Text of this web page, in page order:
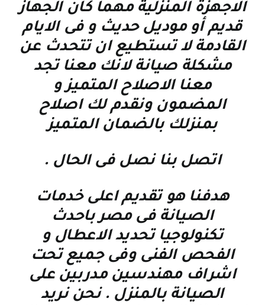
الاجهزة المنزلية مهما كان الجهاز
قديم أو موديل حديث و فى الايام
القادمة لا تستطيع ان تتحدث عن
مشكلة صيانة لانك معنا تجد
معنا الاصلاح المتميز و
المضمون ونقدم لك اصلاح
بمنزلك بالضمان المتميز
اتصل بنا نصل فى الحال .
هدفنا هو تقديم اعلى خدمات
الصيانة فى مصر باحدث
تكنولوجيا تحديد الاعطال و
الفحص الفنى وفى جميع تحت
اشراف مهندسين مدربين على
الصيانة بالمنزل . نحن نريد